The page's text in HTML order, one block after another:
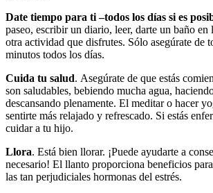
Date tiempo para ti –todos los días si es
paseo, escribir un diario, leer, darte un baño
otra actividad que disfrutes. Sólo asegúrate de
minutos todos los días.
Cuida tu salud. Asegúrate de que estás
son saludables, bebiendo mucha agua,
descansando plenamente. El meditar o hacer
sentirte más relajado y refrescado. Si estás
cuidar a tu hijo.
Llora. Está bien llorar. ¡Puede ayudarte a
necesario! El llanto proporciona beneficios
las tan perjudiciales hormonas del estrés.